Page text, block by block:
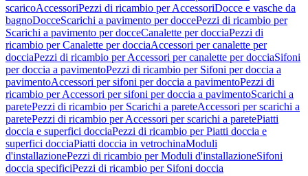
scaricoAccessoriPezzi di ricambio per AccessoriDocce e vasche da
bagnoDocceScarichi a pavimento per doccePezzi di ricambio per
Scarichi a pavimento per docceCanalette per docciaPezzi di
ricambio per Canalette per docciaAccessori per canalette per
docciaPezzi di ricambio per Accessori per canalette per docciaSifoni
per doccia a pavimentoPezzi di ricambio per Sifoni per doccia a
pavimentoAccessori per sifoni per doccia a pavimentoPezzi di
ricambio per Accessori per sifoni per doccia a pavimentoScarichi a
paretePezzi di ricambio per Scarichi a pareteAccessori per scarichi a
paretePezzi di ricambio per Accessori per scarichi a paretePiatti
doccia e superfici docciaPezzi di ricambio per Piatti doccia e
superfici docciaPiatti doccia in vetrochinaModuli
d'installazionePezzi di ricambio per Moduli d'installazioneSifoni
doccia specificiPezzi di ricambio per Sifoni doccia